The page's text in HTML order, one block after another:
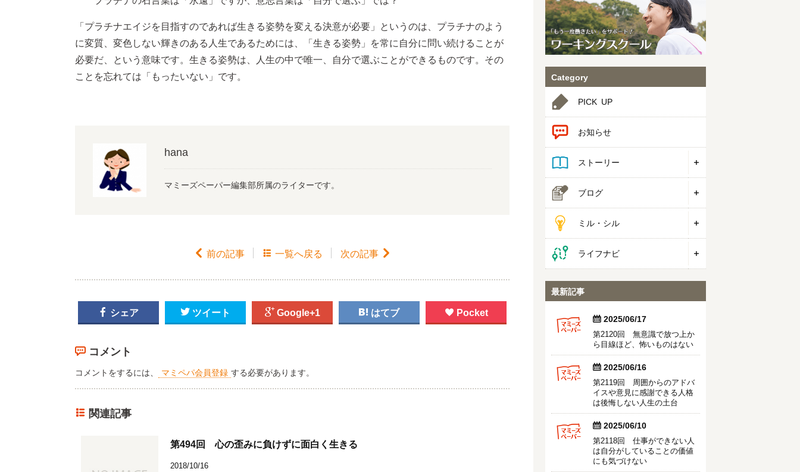
「プラチナエイジを目指すのであれば生きる姿勢を変える決意が必要」というのは、プラチナのよう
に変質、変色しない輝きのある人生であるためには、「生きる姿勢」を常に自分に問い続けることが
必要だ、という意味です。生きる姿勢は、人生の中で唯一、自分で選ぶことができるものです。その
ことを忘れては「もったいない」です。
hana
マミーズペーパー編集部所属のライターです。
 前の記事  一覧へ戻る 次の記事 
 シェア  ツイート  Google+1  はてブ  Pocket
コメント
コメントをするには、 マミペパ会員登録 する必要があります。
関連記事
第494回 心の歪みに負けずに面白く生きる
2018/10/16
Category
PICK UP
お知らせ
ストーリー
ブログ
ミル・シル
ライフナビ
最新記事
  2025/06/17
第2120回 無意識で放つ上か
ら目線ほど、怖いものはない
  2025/06/16
第2119回 周囲からのアドバ
イスや意見に感謝できる人格
は後悔しない人生の土台
  2025/06/10
第2118回 仕事ができない人
は自分がしていることの価値
にも気づけない